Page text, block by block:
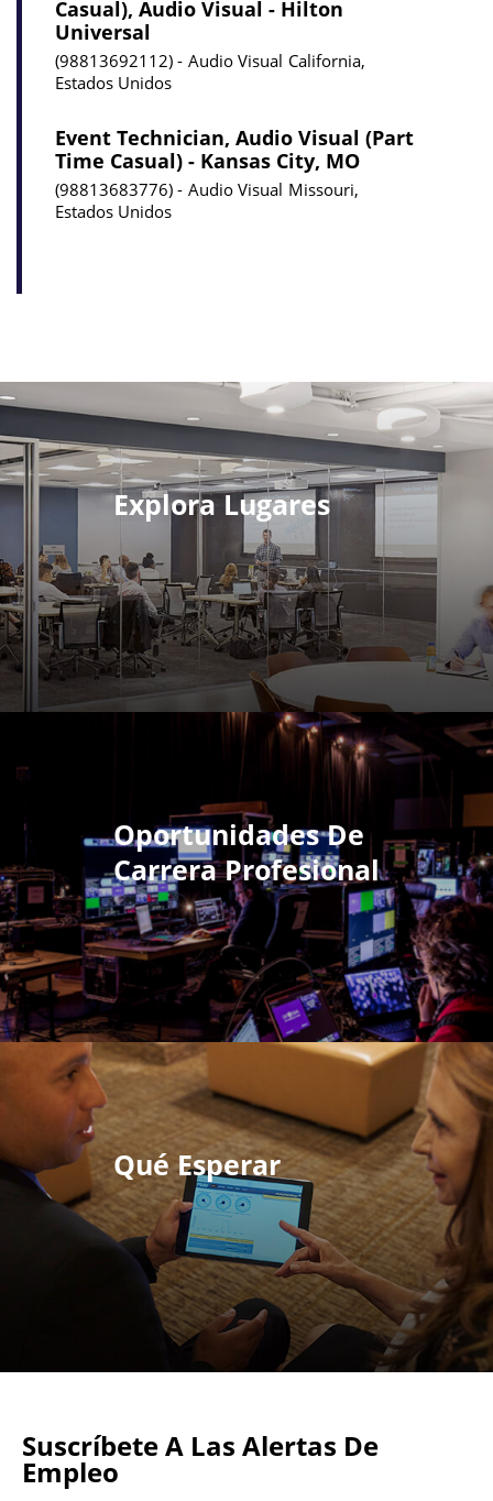
Casual), Audio Visual - Hilton
Universal
98813692112 Audio Visual California,
Estados Unidos
Event Technician, Audio Visual (Part
Time Casual) - Kansas City, MO
98813683776 Audio Visual Missouri,
Estados Unidos
Explora Lugares
Oportunidades De
Carrera Profesional
Qué Esperar
Suscríbete A Las Alertas De
Empleo